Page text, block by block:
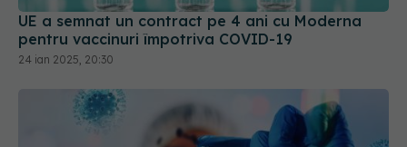
UE a semnat un contract pe 4 ani cu Moderna
pentru vaccinuri împotriva COVID-19
24 ian 2025, 20:30